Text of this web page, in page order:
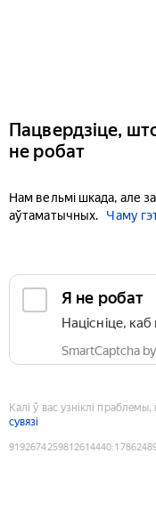
Пацвердзіце,
не робат
Нам вельмі шкада, але
аўтаматычных.
Чаму
Я не робат
Націсніце,
SmartCaptcha
Калі ў вас узніклі
сувязі
9192674259812614440: